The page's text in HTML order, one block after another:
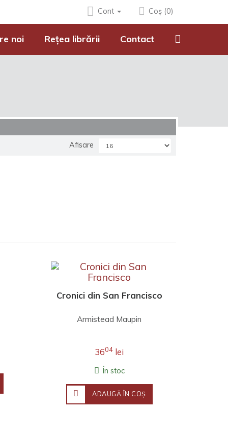
Cont Coș (0)
noi Rețea librării Contact
Afisare
Cronici din San Francisco
Armistead Maupin
3604 lei
În stoc
ADAUGĂ ÎN COŞ